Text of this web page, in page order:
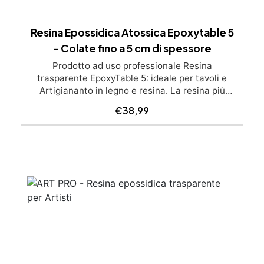
Resina Epossidica Atossica Epoxytable 5
- Colate fino a 5 cm di spessore
Prodotto ad uso professionale Resina
trasparente EpoxyTable 5: ideale per tavoli e
Artigiananto in legno e resina. La resina più
perfetta per colate di alto spessore fino a 5 cm.
Applicazioni Principali: Realizzazione di tavoli in
spessore dentro stampi e cassaforme
Caratteristiche principali: ✅ Bassissima
€38,99